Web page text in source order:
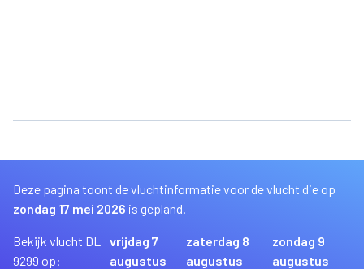
Deze pagina toont de vluchtinformatie voor de vlucht die op
zondag 17 mei 2026 is gepland.
Bekijk vlucht DL
9299 op:
vrijdag 7
augustus
zaterdag 8
augustus
zondag 9
augustus